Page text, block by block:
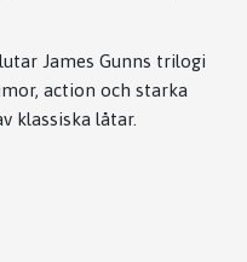
James Gunns trilogi
action och starka
klassiska låtar.